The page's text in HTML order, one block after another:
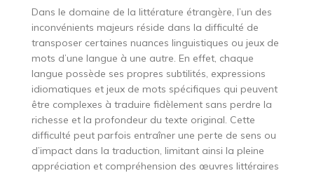
Dans le domaine de la littérature étrangère, l’un des
inconvénients majeurs réside dans la difficulté de
transposer certaines nuances linguistiques ou jeux de
mots d’une langue à une autre. En effet, chaque
langue possède ses propres subtilités, expressions
idiomatiques et jeux de mots spécifiques qui peuvent
être complexes à traduire fidèlement sans perdre la
richesse et la profondeur du texte original. Cette
difficulté peut parfois entraîner une perte de sens ou
d’impact dans la traduction, limitant ainsi la pleine
appréciation et compréhension des œuvres littéraires